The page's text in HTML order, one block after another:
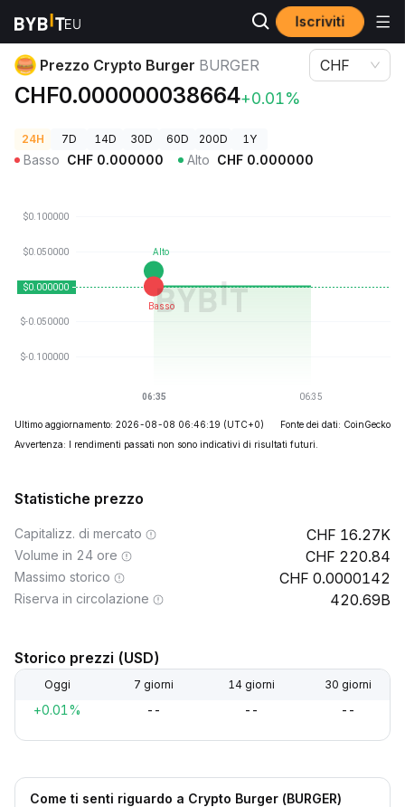
Iscriviti
Prezzi Crypto Prezzo Crypto Burger BURGER
Prezzo Crypto Burger BURGER
CHF0.000000038664+0.01%
CHF
24H 7D 14D 30D 60D 200D 1Y
Basso CHF 0.000000 Alto CHF 0.000000
Ultimo aggiornamento: 2026-08-08 06:46:19 (UTC+0)
Fonte dei dati: CoinGecko
Avvertenza: I rendimenti passati non sono indicativi di risultati futuri.
Statistiche prezzo
Capitalizz. di mercato 16.27K
Volume in 24 ore 220.84
Massimo storico 0.0000142
Riserva in circolazione 420.69B
Storico prezzi (USD)
Oggi 7 giorni 14 giorni 30 giorni
+0.01% -- -- --
Come ti senti riguardo a Crypto Burger (BURGER)